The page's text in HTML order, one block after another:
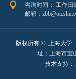
咨询时间： 工作日
邮箱：
版权所有 ©上海大学
址：上海市宝
技术支持：